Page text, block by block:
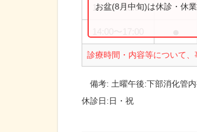
14:00〜16:00
診療時間・内容等について、
お盆(8月中旬)は休診・休
備考: 土曜午後:下部消化管
休診日:日・祝